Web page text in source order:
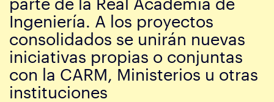
Ingeniería. A los proyectos
consolidados se unirán nuevas
iniciativas propias o conjuntas
con la CARM, Ministerios u otras
instituciones